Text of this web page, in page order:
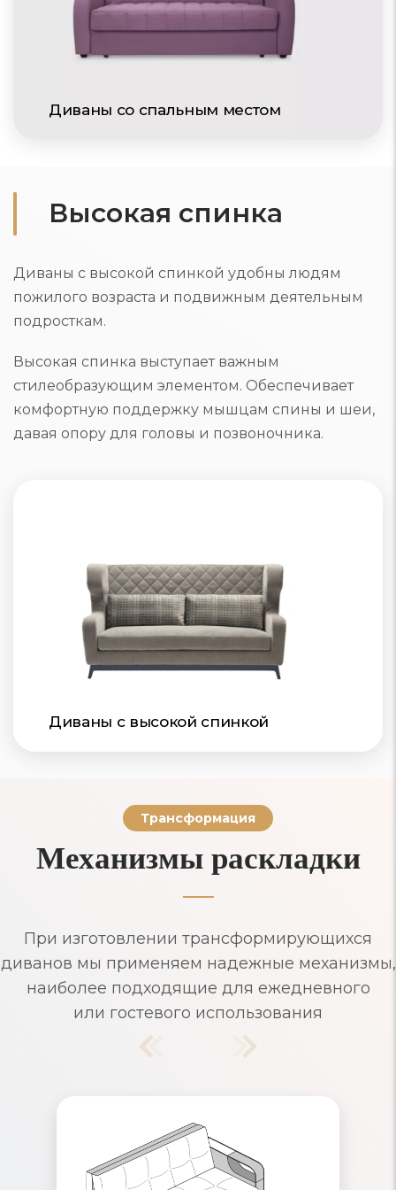
Диваны со спальным местом
Высокая спинка
Диваны с высокой спинкой удобны людям
пожилого возраста и подвижным деятельным
подросткам.
Высокая спинка выступает важным
стилеобразующим элементом. Обеспечивает
комфортную поддержку мышцам спины и шеи,
давая опору для головы и позвоночника.
Диваны с высокой спинкой
Трансформация
Механизмы раскладки
При изготовлении трансформирующихся
диванов мы применяем надежные механизмы,
наиболее подходящие для ежедневного
или гостевого использования
Диваны Аккордеон